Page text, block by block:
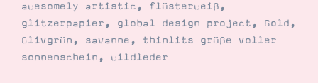
awesomely artistic, flüsterweiß,
glitzerpapier, global design project, Gold,
Olivgrün, savanne, thinlits grüße voller
sonnenschein, wildleder